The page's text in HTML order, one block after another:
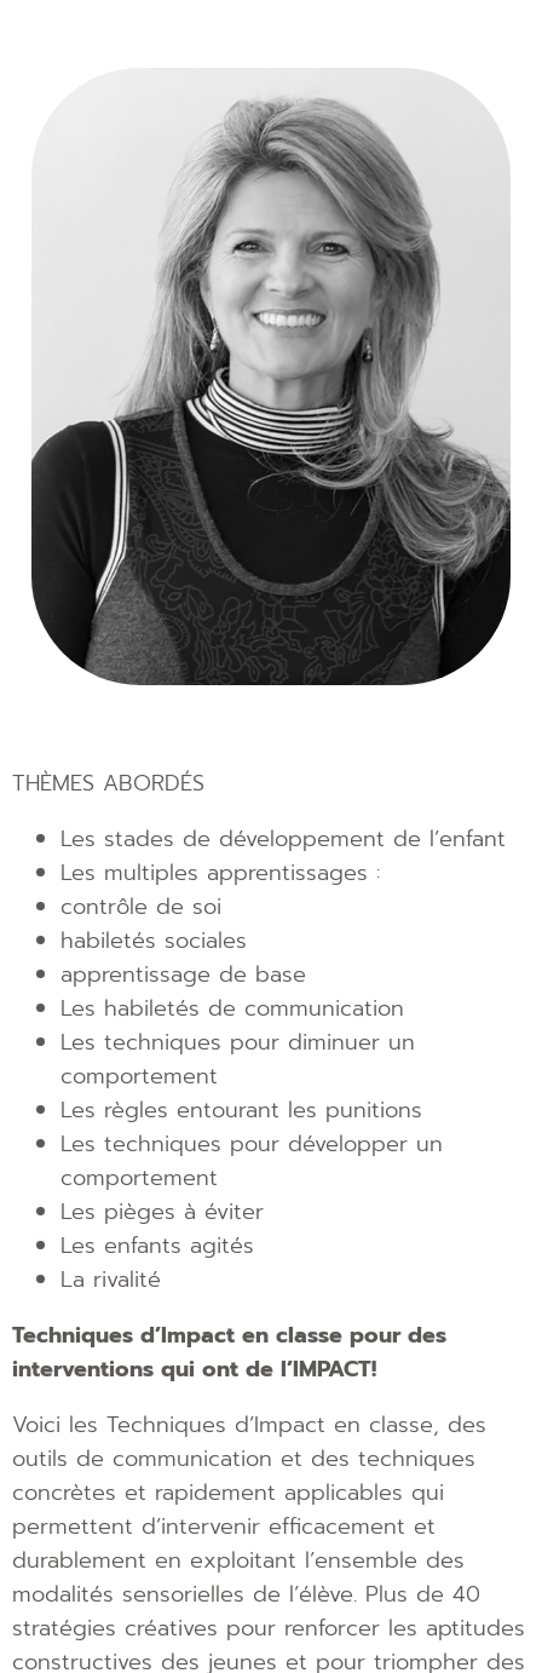
THÈMES ABORDÉS
Les stades de développement de l’enfant
Les multiples apprentissages :
contrôle de soi
habiletés sociales
apprentissage de base
Les habiletés de communication
Les techniques pour diminuer un
comportement
Les règles entourant les punitions
Les techniques pour développer un
comportement
Les pièges à éviter
Les enfants agités
La rivalité
Techniques d’Impact en classe pour des
interventions qui ont de l’IMPACT!
Voici les Techniques d’Impact en classe, des
outils de communication et des techniques
concrètes et rapidement applicables qui
permettent d’intervenir efficacement et
durablement en exploitant l’ensemble des
modalités sensorielles de l’élève. Plus de 40
stratégies créatives pour renforcer les aptitudes
constructives des jeunes et pour triompher des